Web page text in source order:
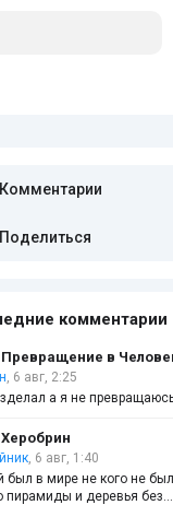
Комментарии
Поделиться
комментарии
, 6 авг, 2:25
а я не
, 6 авг, 1:40
был в мире не кого не
пирамиды и деревья без